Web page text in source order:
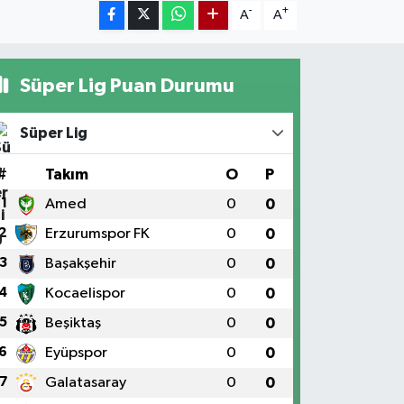
A- A+
Süper Lig Puan Durumu
Süper Lig
Takım O P
1 Amed 0 0
Erzurumspor FK 0 0
3 Başakşehir 0 0
Kocaelispor 0 0
5 Beşiktaş 0 0
Eyüpspor 0 0
7 Galatasaray 0 0